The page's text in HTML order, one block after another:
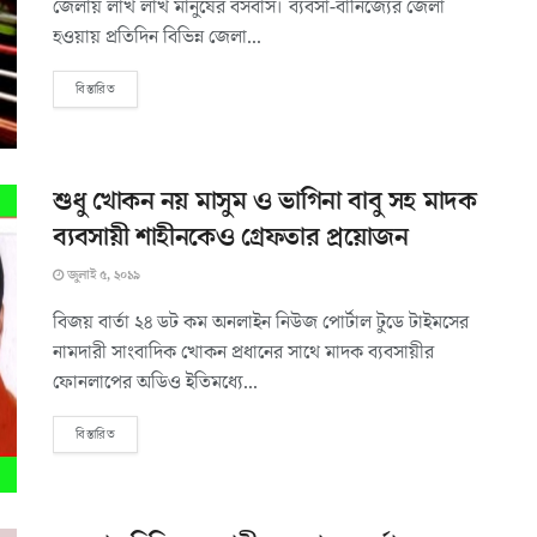
জেলায় লাখ লাখ মানুষের বসবাস। ব্যবসা-বানিজ্যের জেলা
হওয়ায় প্রতিদিন বিভিন্ন জেলা...
বিস্তারিত
শুধু খোকন নয় মাসুম ও ভাগিনা বাবু সহ মাদক
ব্যবসায়ী শাহীনকেও গ্রেফতার প্রয়োজন
জুলাই ৫, ২০১৯
বিজয় বার্তা ২৪ ডট কম অনলাইন নিউজ পোর্টাল টুডে টাইমসের
নামদারী সাংবাদিক খোকন প্রধানের সাথে মাদক ব্যবসায়ীর
ফোনলাপের অডিও ইতিমধ্যে...
বিস্তারিত